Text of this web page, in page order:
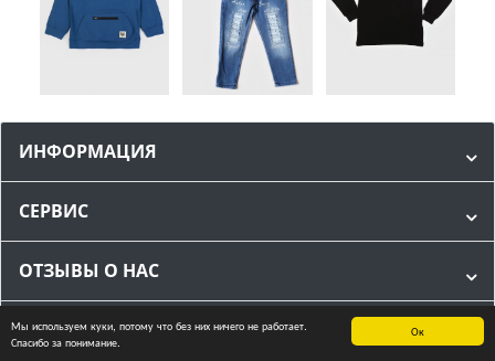
Ок
Мы используем куки, потому что без них ничего не работает.
Спасибо за понимание.
ИНФОРМАЦИЯ
СЕРВИС
ОТЗЫВЫ О НАС
МЫ В СОЦИАЛЬНЫХ СЕТЯХ